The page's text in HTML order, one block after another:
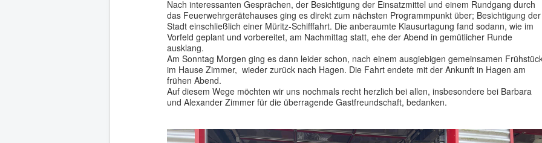
Nach interessanten Gesprächen, der Besichtigung der Einsatzmittel und einem Rundgang durch
das Feuerwehrgerätehauses ging es direkt zum nächsten Programmpunkt über; Besichtigung der
Stadt einschließlich einer Müritz-Schifffahrt. Die anberaumte Klausurtagung fand sodann, wie im
Vorfeld geplant und vorbereitet, am Nachmittag statt, ehe der Abend in gemütlicher Runde
ausklang.
Am Sonntag Morgen ging es dann leider schon, nach einem ausgiebigen gemeinsamen
im Hause Zimmer, wieder zurück nach Hagen. Die Fahrt endete mit der Ankunft in Hagen am
frühen Abend.
Auf diesem Wege möchten wir uns nochmals recht herzlich bei allen, insbesondere bei Barbara
und Alexander Zimmer für die überragende Gastfreundschaft, bedanken.